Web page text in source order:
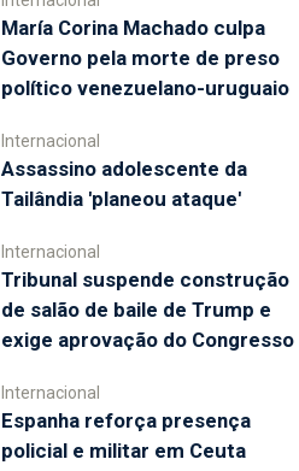
María Corina Machado culpa
Governo pela morte de preso
político venezuelano-uruguaio
Internacional
Assassino adolescente da
Tailândia 'planeou ataque'
Internacional
Tribunal suspende construção
de salão de baile de Trump e
exige aprovação do Congresso
Internacional
Espanha reforça presença
policial e militar em Ceuta